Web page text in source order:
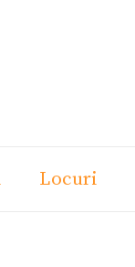
Locuri